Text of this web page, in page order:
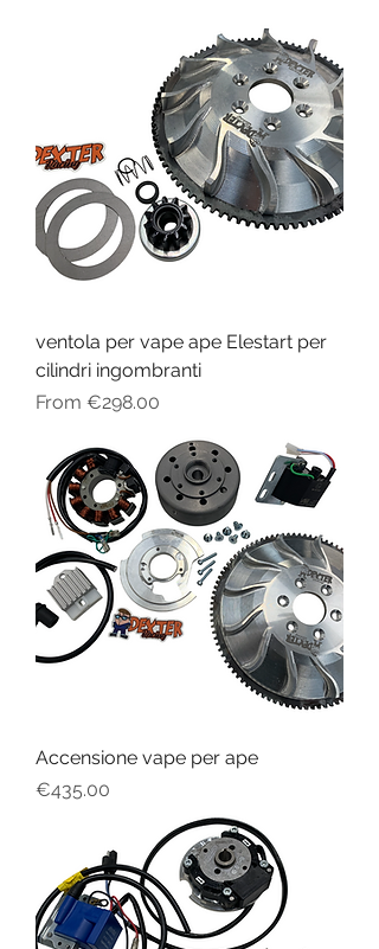
ventola per vape ape Elestart per
cilindri ingombranti
From €298.00
Sale Price
Accensione vape per ape
Price
€435.00